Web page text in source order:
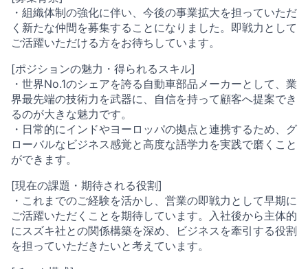
・組織体制の強化に伴い、今後の事業拡大を担っていただ
く新たな仲間を募集することになりました。即戦力として
ご活躍いただける方をお待ちしています。
[ポジションの魅力・得られるスキル]
・世界No.1のシェアを誇る自動車部品メーカーとして、業
界最先端の技術力を武器に、自信を持って顧客へ提案でき
るのが大きな魅力です。
・日常的にインドやヨーロッパの拠点と連携するため、グ
ローバルなビジネス感覚と高度な語学力を実践で磨くこと
ができます。
[現在の課題・期待される役割]
・これまでのご経験を活かし、営業の即戦力として早期に
ご活躍いただくことを期待しています。入社後から主体的
にスズキ社との関係構築を深め、ビジネスを牽引する役割
を担っていただきたいと考えています。